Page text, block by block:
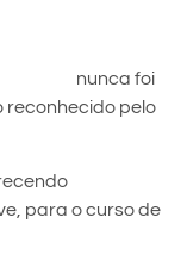
nunca foi
reconhecido pelo
para o curso de